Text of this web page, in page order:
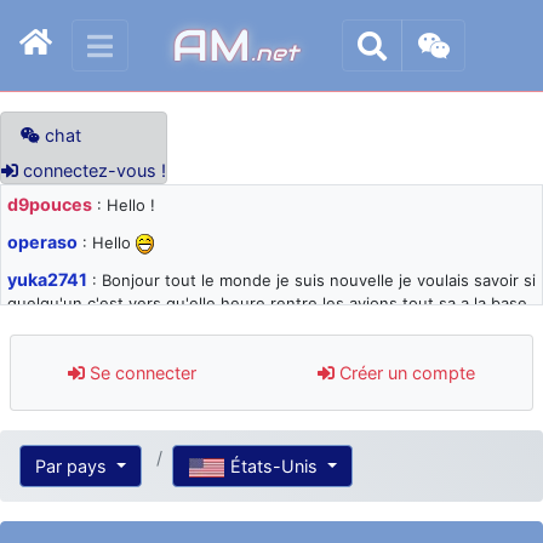
AM.net
chat
connectez-vous !
d9pouces : Hello !
operaso : Hello
yuka2741 : Bonjour tout le monde je suis nouvelle je voulais savoir si
quelqu'un c'est vers qu'elle heure rentre les avions tout sa a la base
d9pouces: désolé pour les quelques blocages du site ces derniers
jours : je teste des méthodes contre le spam et les bots trop nocifs
paxwax: Super, la nouvelle bannière
d9pouces: je suis un avion@,._,+ > lesquels ? je ne suis pas sûr de
comprendre
Se connecter Créer un compte
Par pays États-Unis